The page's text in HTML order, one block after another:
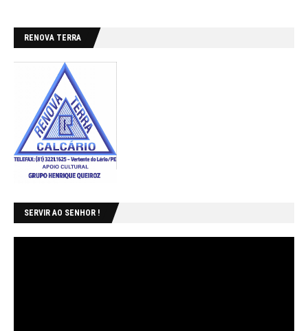
RENOVA TERRA
SERVIR AO SENHOR !